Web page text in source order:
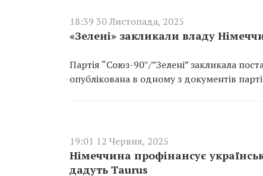
18:39 30 Листопада, 2025
«Зелені» закликали владу
Партія “Союз-90″/”Зелені” закликала
опублікована в одному з документів
19:01 12 Червня, 2025
Німеччина профінансує
дадуть Taurus